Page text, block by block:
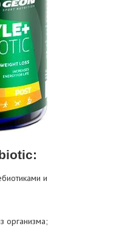
и
организма;